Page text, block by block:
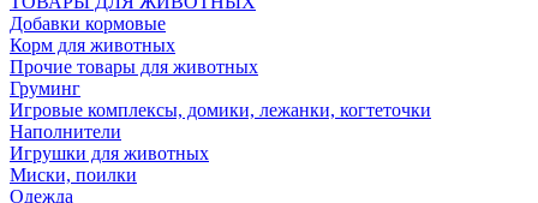
Добавки кормовые
Корм для животных
Прочие товары для животных
Груминг
Игровые комплексы, домики, лежанки, когтеточки
Наполнители
Игрушки для животных
Миски, поилки
Одежда